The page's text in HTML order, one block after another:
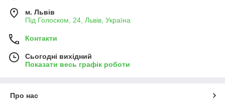
м. Львів
Під Голоском, 24, Львів, Україна
Контакти
Сьогодні вихідний
Показати весь графік роботи
Про нас